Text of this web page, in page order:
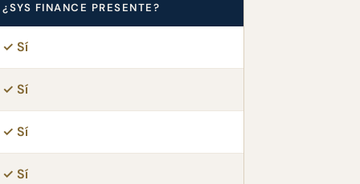
¿SYS FINANCE PRESENTE?
✓ Sí
✓ Sí
✓ Sí
✓ Sí